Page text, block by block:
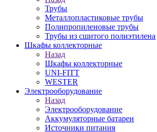
Трубы
Металлопластиковые трубы
Полипропиленовые трубы
Трубы из сшитого полиэтилена
Шкафы коллекторные
Назад
Шкафы коллекторные
UNI-FITT
WESTER
Электрооборудование
Назад
Электрооборудование
Аккумуляторные батареи
Источники питания